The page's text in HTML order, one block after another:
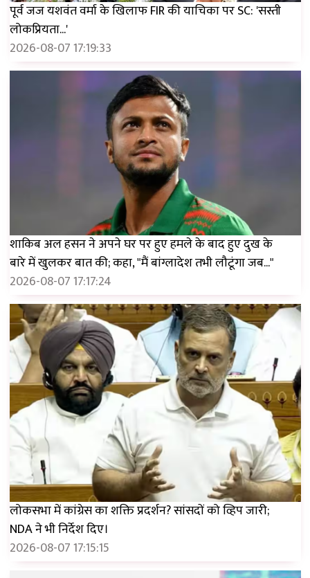
पूर्व जज यशवंत वर्मा के खिलाफ FIR की याचिका पर SC: 'सस्ती
लोकप्रियता...'
2026-08-07 17:19:33
शाकिब अल हसन ने अपने घर पर हुए हमले के बाद हुए दुख के
बारे में खुलकर बात की; कहा, "मैं बांग्लादेश तभी लौटूंगा जब..."
2026-08-07 17:17:24
लोकसभा में कांग्रेस का शक्ति प्रदर्शन? सांसदों को व्हिप जारी;
NDA ने भी निर्देश दिए।
2026-08-07 17:15:15